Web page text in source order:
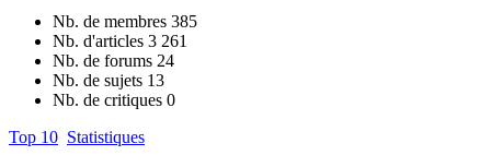
Nb. de membres 385
Nb. d'articles 3 261
Nb. de forums 24
Nb. de sujets 13
Nb. de critiques 0
Top 10 Statistiques